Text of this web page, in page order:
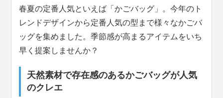
春夏の定番人気といえば「かごバッグ」。今年のト
レンドデザインから定番人気の型まで様々なかごバ
ッグを集めました。季節感が高まるアイテムをいち
早く提案しませんか？
天然素材で存在感のあるかごバッグが人気
のクレエ